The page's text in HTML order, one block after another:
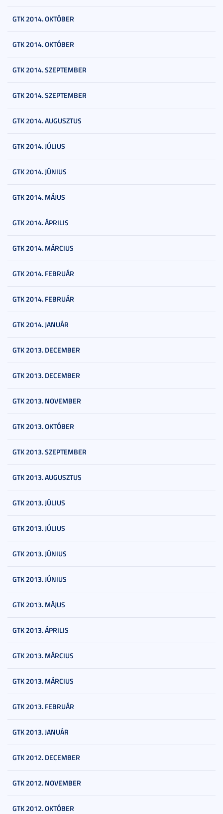
GTK 2014. OKTÓBER
GTK 2014. OKTÓBER
GTK 2014. SZEPTEMBER
GTK 2014. SZEPTEMBER
GTK 2014. AUGUSZTUS
GTK 2014. JÚLIUS
GTK 2014. JÚNIUS
GTK 2014. MÁJUS
GTK 2014. ÁPRILIS
GTK 2014. MÁRCIUS
GTK 2014. FEBRUÁR
GTK 2014. FEBRUÁR
GTK 2014. JANUÁR
GTK 2013. DECEMBER
GTK 2013. DECEMBER
GTK 2013. NOVEMBER
GTK 2013. OKTÓBER
GTK 2013. SZEPTEMBER
GTK 2013. AUGUSZTUS
GTK 2013. JÚLIUS
GTK 2013. JÚLIUS
GTK 2013. JÚNIUS
GTK 2013. JÚNIUS
GTK 2013. MÁJUS
GTK 2013. ÁPRILIS
GTK 2013. MÁRCIUS
GTK 2013. MÁRCIUS
GTK 2013. FEBRUÁR
GTK 2013. JANUÁR
GTK 2012. DECEMBER
GTK 2012. NOVEMBER
GTK 2012. OKTÓBER